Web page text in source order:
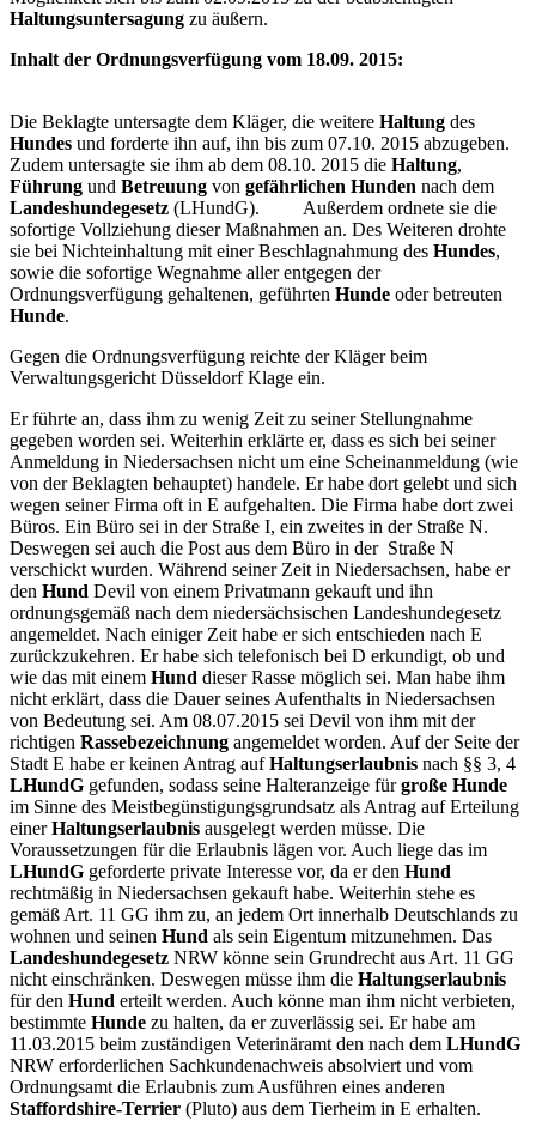
Haltungsuntersagung zu äußern.
Inhalt der Ordnungsverfügung vom 18.09. 2015:
Die Beklagte untersagte dem Kläger, die weitere Haltung des
Hundes und forderte ihn auf, ihn bis zum 07.10. 2015 abzugeben.
Zudem untersagte sie ihm ab dem 08.10. 2015 die Haltung,
Führung und Betreuung von gefährlichen Hunden nach dem
Landeshundegesetz (LHundG). Außerdem ordnete sie die
sofortige Vollziehung dieser Maßnahmen an. Des Weiteren drohte
sie bei Nichteinhaltung mit einer Beschlagnahmung des Hundes,
sowie die sofortige Wegnahme aller entgegen der
Ordnungsverfügung gehaltenen, geführten Hunde oder betreuten
Hunde.
Gegen die Ordnungsverfügung reichte der Kläger beim
Verwaltungsgericht Düsseldorf Klage ein.
Er führte an, dass ihm zu wenig Zeit zu seiner Stellungnahme
gegeben worden sei. Weiterhin erklärte er, dass es sich bei seiner
Anmeldung in Niedersachsen nicht um eine Scheinanmeldung (wie
von der Beklagten behauptet) handele. Er habe dort gelebt und sich
wegen seiner Firma oft in E aufgehalten. Die Firma habe dort zwei
Büros. Ein Büro sei in der Straße I, ein zweites in der Straße N.
Deswegen sei auch die Post aus dem Büro in der Straße N
verschickt wurden. Während seiner Zeit in Niedersachsen, habe er
den Hund Devil von einem Privatmann gekauft und ihn
ordnungsgemäß nach dem niedersächsischen Landeshundegesetz
angemeldet. Nach einiger Zeit habe er sich entschieden nach E
zurückzukehren. Er habe sich telefonisch bei D erkundigt, ob und
wie das mit einem Hund dieser Rasse möglich sei. Man habe ihm
nicht erklärt, dass die Dauer seines Aufenthalts in Niedersachsen
von Bedeutung sei. Am 08.07.2015 sei Devil von ihm mit der
richtigen Rassebezeichnung angemeldet worden. Auf der Seite der
Stadt E habe er keinen Antrag aufHaltungserlaubnis nach §§ 3, 4
LHundG gefunden, sodass seine Halteranzeige fürgroße Hunde
im Sinne des Meistbegünstigungsgrundsatz als Antrag auf Erteilung
einerHaltungserlaubnis ausgelegt werden müsse. Die
Voraussetzungen für die Erlaubnis lägen vor. Auch liege das im
LHundG geforderte private Interesse vor, da er den Hund
rechtmäßig in Niedersachsen gekauft habe. Weiterhin stehe es
gemäß Art. 11 GG ihm zu, an jedem Ort innerhalb Deutschlands zu
wohnen und seinen Hund als sein Eigentum mitzunehmen. Das
Landeshundegesetz NRW könne sein Grundrecht aus Art. 11 GG
nicht einschränken. Deswegen müsse ihm die Haltungserlaubnis
für den Hund erteilt werden. Auch könne man ihm nicht verbieten,
bestimmte Hunde zu halten, da er zuverlässig sei. Er habe am
11.03.2015 beim zuständigen Veterinäramt den nach dem LHundG
NRW erforderlichen Sachkundenachweis absolviert und vom
Ordnungsamt die Erlaubnis zum Ausführen eines anderen
Staffordshire-Terrier (Pluto) aus dem Tierheim in E erhalten.